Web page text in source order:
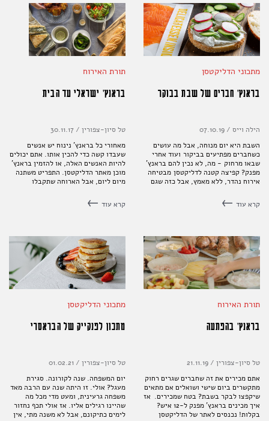
מתכוני הדליקטסן
בראנץ' חברים של שבת בבוקר
הילה וייס /
07.10.19
השבת היא יום מנוחה, אבל מה עושים
כשחברים מפתיעים בביקור ועוד אחרי
שבאו מרחוק - מה, לא נכין להם בראנץ'
מפנק? קפיצה קטנה לדליקטסן מבטיחה
אירוח נהדר, ללא מאמץ, אבל כזה שגם
קרא עוד
תורת האירוח
בראנץ' ישראלי עד הבית
טל סיון-צפורין /
30.11.17
מאחורי כל בראנץ' נינוח יש אנשים
שעבדו קשה כדי להכין אותו. אתם יכולים
להיות האנשים האלה, או להזמין בראנץ'
מוכן מאתר הדליקטסן. התפריט משתנה
מיום ליום, אבל הארוחה שתקבלו
שכולם יהיו מרוצים
קרא עוד
תורת האירוח
בראנץ' בהפתעה
טל סיון-צפורין /
21.11.19
אתם מכירים את זה שחברים שגרים רחוק
מתקשרים ביום שישי ושואלים אם מתאים
שיקפצו לבקר בשבת? בטח שמכירים. אז
איך מכינים בראנץ' מפנק ל-12 איש?
בקלות! נכנסים לאתר של הדליקטסן
מתכוני הדליקטסן
מתכון לפנקייק של הבראסרי
טל סיון-צפורין /
01.02.21
יום המשפחה. שנה לקורונה. סגירת
מעגל? אולי. זו היתה שנה עם הרבה מאד
משפחה גרעינית, ומעט מדי מכל מה
שהיינו רגילים אליו. אז אולי תכף נחזור
לימים כתיקונם, אבל לא משנה מתי, אין